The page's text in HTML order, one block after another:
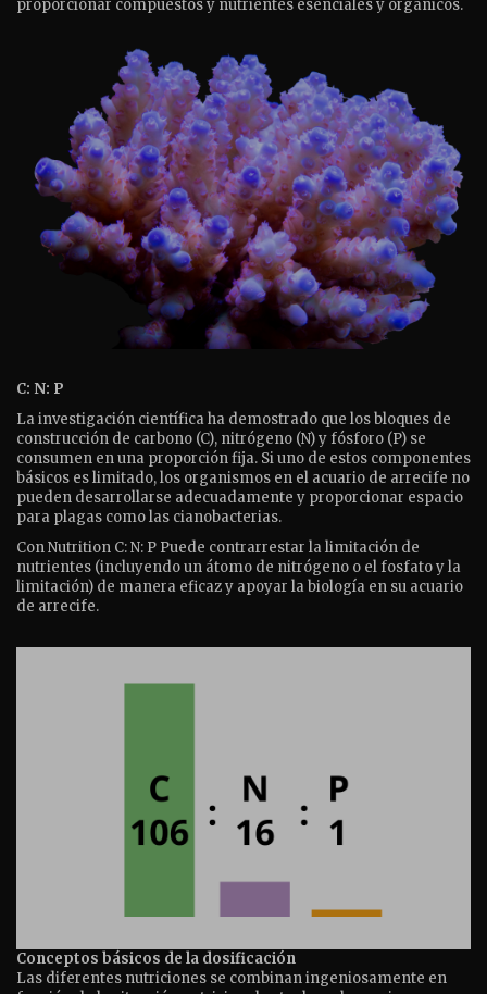
proporcionar compuestos y nutrientes esenciales y orgánicos.
C: N: P
La investigación científica ha demostrado que los bloques de
construcción de carbono (C), nitrógeno (N) y fósforo (P) se
consumen en una proporción fija. Si uno de estos componentes
básicos es limitado, los organismos en el acuario de arrecife no
pueden desarrollarse adecuadamente y proporcionar espacio
para plagas como las cianobacterias.
Con Nutrition C: N: P Puede contrarrestar la limitación de
nutrientes (incluyendo un átomo de nitrógeno o el fosfato y la
limitación) de manera eficaz y apoyar la biología en su acuario
de arrecife.
Conceptos básicos de la dosificación
Las diferentes nutriciones se combinan ingeniosamente en